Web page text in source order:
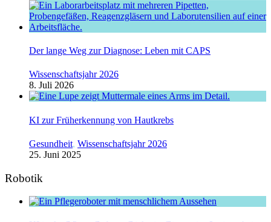
Der lange Weg zur Diagnose: Leben mit CAPS
Wissenschaftsjahr 2026
8. Juli 2026
KI zur Früherkennung von Hautkrebs
Gesundheit, Wissenschaftsjahr 2026
25. Juni 2025
Robotik